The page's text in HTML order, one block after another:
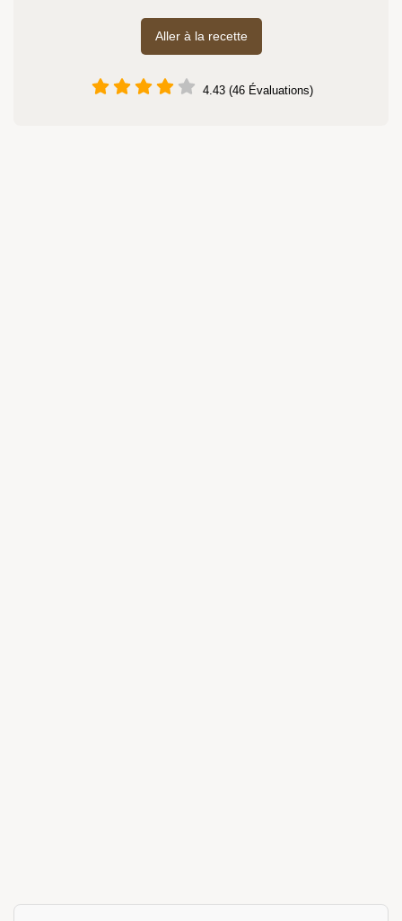
Aller à la recette
4.43 (46 Évaluations)